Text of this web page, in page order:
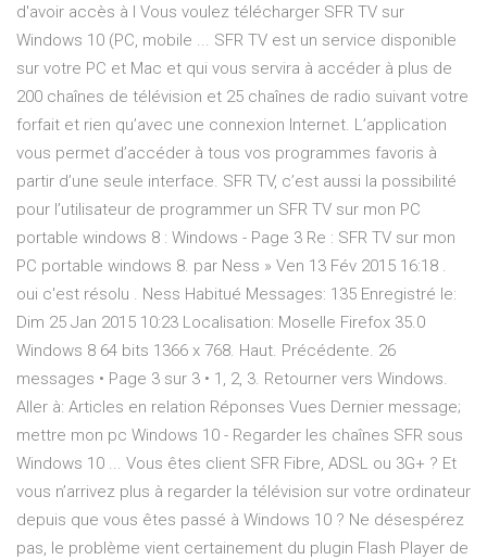
d'avoir accès à l Vous voulez télécharger SFR TV sur
Windows 10 (PC, mobile ... SFR TV est un service disponible
sur votre PC et Mac et qui vous servira à accéder à plus de
200 chaînes de télévision et 25 chaînes de radio suivant votre
forfait et rien qu’avec une connexion Internet. L’application
vous permet d’accéder à tous vos programmes favoris à
partir d’une seule interface. SFR TV, c’est aussi la possibilité
pour l’utilisateur de programmer un SFR TV sur mon PC
portable windows 8 : Windows - Page 3 Re : SFR TV sur mon
PC portable windows 8. par Ness » Ven 13 Fév 2015 16:18 .
oui c'est résolu . Ness Habitué Messages: 135 Enregistré le:
Dim 25 Jan 2015 10:23 Localisation: Moselle Firefox 35.0
Windows 8 64 bits 1366 x 768. Haut. Précédente. 26
messages • Page 3 sur 3 • 1, 2, 3. Retourner vers Windows.
Aller à: Articles en relation Réponses Vues Dernier message;
mettre mon pc Windows 10 - Regarder les chaînes SFR sous
Windows 10 ... Vous êtes client SFR Fibre, ADSL ou 3G+ ? Et
vous n’arrivez plus à regarder la télévision sur votre ordinateur
depuis que vous êtes passé à Windows 10 ? Ne désespérez
pas, le problème vient certainement du plugin Flash Player de